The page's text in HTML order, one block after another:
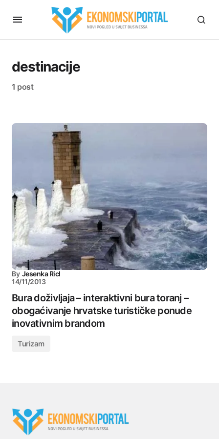
destinacije
1 post
By Jesenka Ricl
14/11/2013
Bura doživljaja – interaktivni bura toranj –
obogaćivanje hrvatske turističke ponude
inovativnim brandom
Turizam